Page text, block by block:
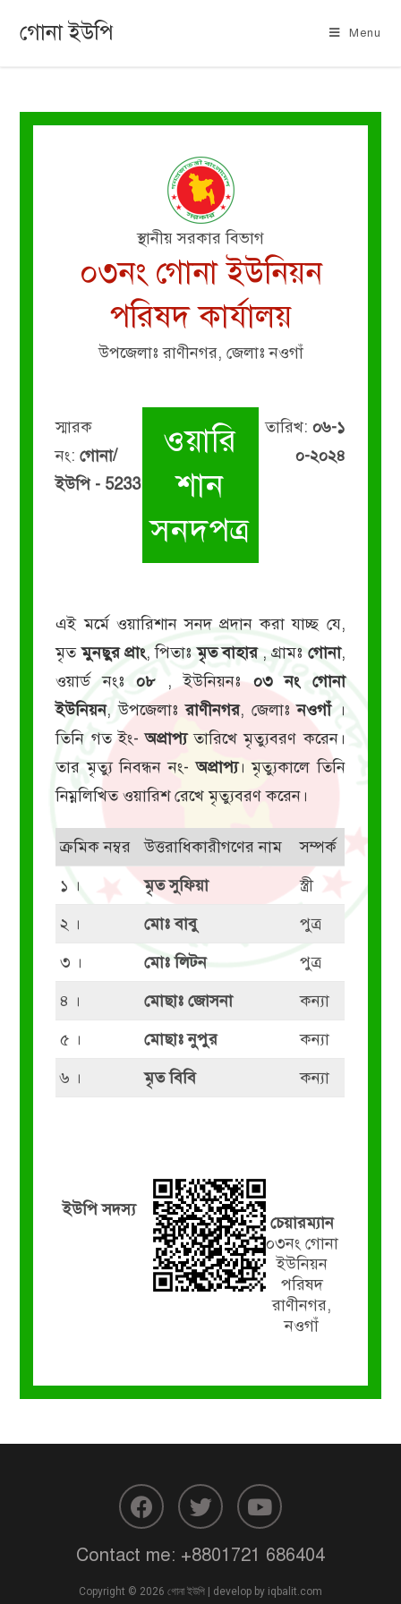
গোনা ইউপি Menu
স্থানীয় সরকার বিভাগ
০৩নং গোনা ইউনিয়ন
পরিষদ কার্যালয়
উপজেলাঃ রাণীনগর, জেলাঃ নওগাঁ
স্মারক
নং:গোনা/
ইউপি - 5233
ওয়ারি
শান
সনদপত্র
তারিখ: ০৬-১
০-২০২৪
এই মর্মে ওয়ারিশান সনদ প্রদান করা যাচ্ছ যে,
মৃতমুনছুর প্রাং, পিতাঃমৃত বাহার, গ্রামঃ গোনা,
ওয়ার্ড নংঃ০৮ , ইউনিয়নঃ ০৩ নং গোনা
ইউনিয়ন, উপজেলাঃরাণীনগর, জেলাঃনওগাঁ।
তিনি গত ইং-অপ্রাপ্যতারিখে মৃত্যুবরণ করেন।
তার মৃত্যু নিবন্ধন নং-অপ্রাপ্য। মৃত্যুকালে তিনি
নিম্নলিখিত ওয়ারিশ রেখে মৃত্যুবরণ করেন।
ক্রমিক নম্বর উত্তরাধিকারীগণের নাম
সম্পর্ক
১ ।
মৃত সুফিয়া
স্ত্রী
২ ।
মোঃ বাবু
পুত্র
৩ ।
মোঃ লিটন
পুত্র
৪ ।
মোছাঃ জোসনা
কন্যা
৫ ।
মোছাঃ নুপুর
কন্যা
৬ ।
মৃত বিবি কন্যা
ইউপি সদস্য
চেয়ারম্যান
০৩নং গোনা
ইউনিয়ন
পরিষদ
রাণীনগর,
নওগাঁ
Contact me: +8801721 686404
Copyright © 2026 গোনা ইউপি | develop by iqbalit.com